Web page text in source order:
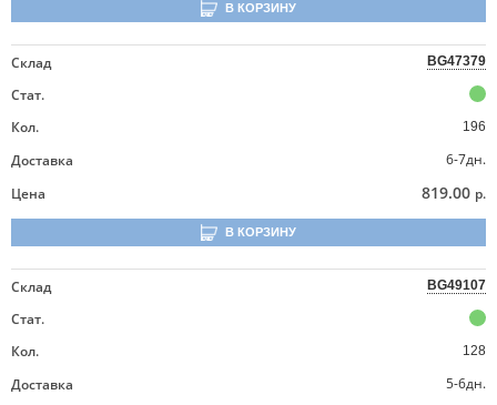
В КОРЗИНУ
Склад BG47379
Стат.
Кол.
196
Доставка
6-7дн.
Цена
819.00 р.
В КОРЗИНУ
Склад BG49107
Стат.
Кол.
128
Доставка
5-6дн.